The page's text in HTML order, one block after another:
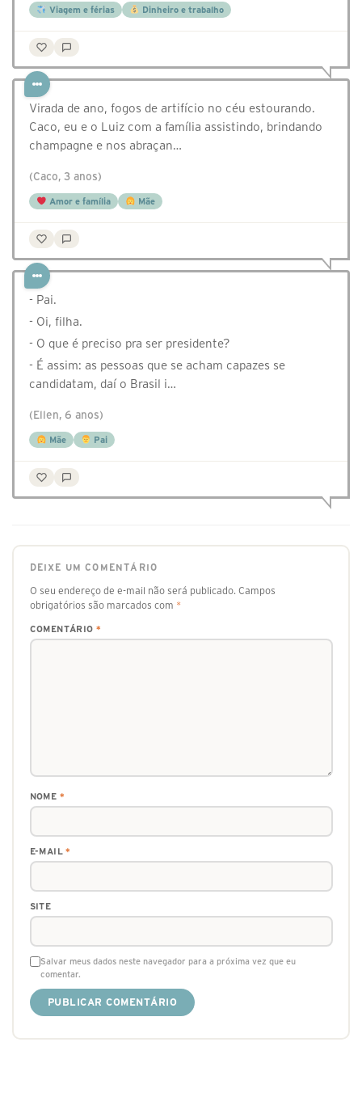
Viagem e férias Dinheiro e trabalho
Virada de ano, fogos de artifício no céu estourando.
Caco, eu e o Luiz com a família assistindo, brindando
champagne e nos abraçan…
(Caco, 3 anos)
Amor e família Mãe
- Pai.
- Oi, filha.
- O que é preciso pra ser presidente?
- É assim: as pessoas que se acham capazes se
candidatam, daí o Brasil i…
(Ellen, 6 anos)
Mãe Pai
DEIXE UM COMENTÁRIO
O seu endereço de e-mail não será publicado. Campos
obrigatórios são marcados com *
COMENTÁRIO *
NOME *
E-MAIL*
SITE
Salvar meus dados neste navegador para a próxima vez que eu
comentar.